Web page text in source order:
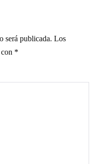
será publicada. Los
*